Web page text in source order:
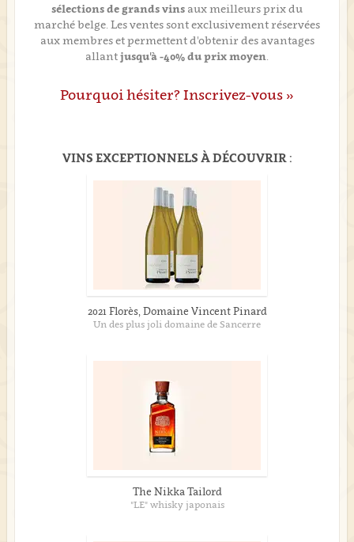
sélections de grands vins aux meilleurs prix du
marché belge. Les ventes sont exclusivement réservées
aux membres et permettent d'obtenir des avantages
allantjusqu'à -40% du prix moyen
Pourquoi hésiter? Inscrivez-vous »
VINS EXCEPTIONNELS À DÉCOUVRIR :
2021 Florès, Domaine Vincent Pinard
Un des plus joli domaine de Sancerre
The Nikka Tailord
"LE" whisky japonais